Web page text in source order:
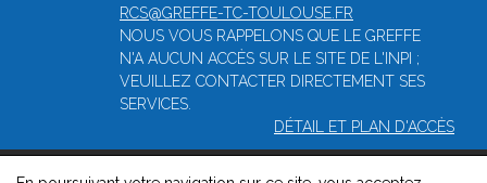
RCS@GREFFE-TC-TOULOUSE.FR
NOUS VOUS RAPPELONS QUE LE GREFFE
N'A AUCUN ACCÈS SUR LE SITE DE L'INPI ;
VEUILLEZ CONTACTER DIRECTEMENT SES
SERVICES.
DÉTAIL ET PLAN D'ACCÈS